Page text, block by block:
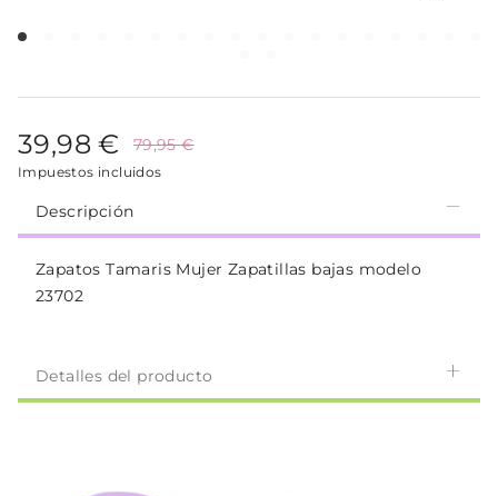
39,98 € 79,95 €
Impuestos incluidos
Descripción
Zapatos Tamaris Mujer Zapatillas bajas modelo
23702
Detalles del producto